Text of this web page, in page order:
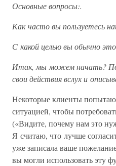
Основные вопросы:.
Как часто вы пользуетесь
С какой целью вы обычно
Итак, мы можем начать?
свои действия вслух и
Некоторые клиенты
ситуацией, чтобы
(«Видите, почему нам это
Я считаю, что лучше
уже записала ваше
вы могли использовать эту